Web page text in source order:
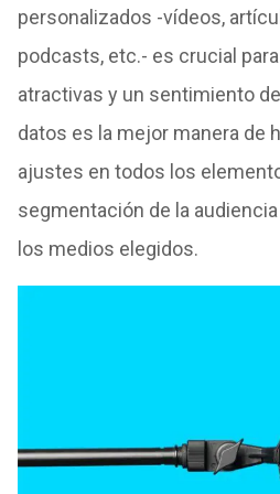
personalizados -vídeos,
podcasts, etc.- es crucial
atractivas y un sentimiento
datos es la mejor manera de
ajustes en todos los
segmentación de la
los medios elegidos.